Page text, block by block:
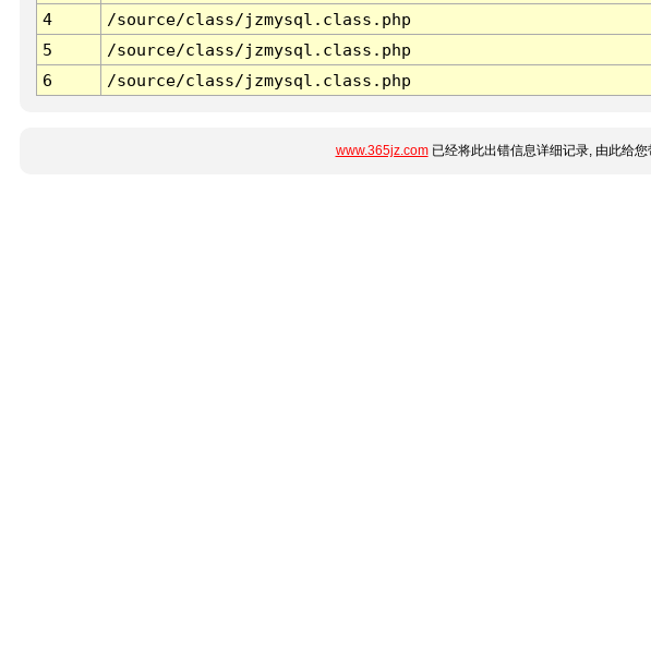
4
/source/class/jzmysql.class.php
5
/source/class/jzmysql.class.php
6
/source/class/jzmysql.class.php
www.365jz.com已经将此出错信息详细记录, 由此给